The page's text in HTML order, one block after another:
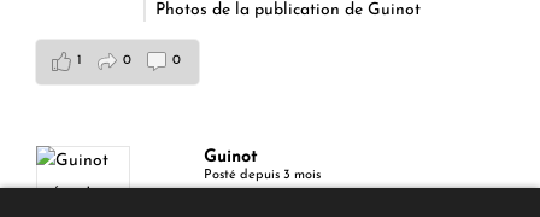
Photos de la publication de Guinot
1 0 0
Guinot
Posté depuis 3 mois